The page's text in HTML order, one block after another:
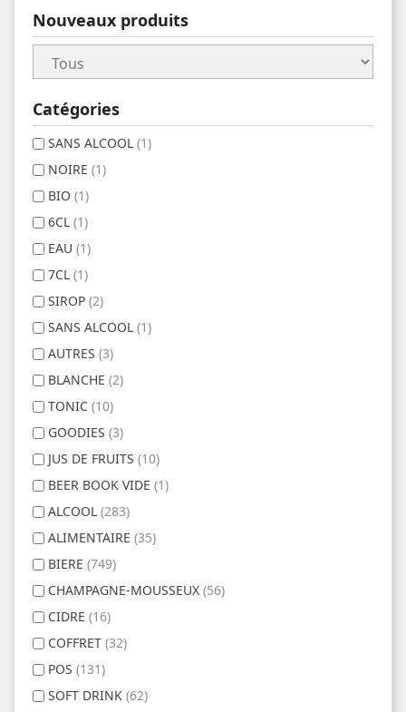
Nouveaux produits
Catégories
SANS ALCOOL (1)
NOIRE (1)
BIO (1)
6CL (1)
EAU (1)
7CL (1)
SIROP (2)
SANS ALCOOL (1)
AUTRES (3)
BLANCHE (2)
TONIC (10)
GOODIES (3)
JUS DE FRUITS (10)
BEER BOOK VIDE (1)
ALCOOL (283)
ALIMENTAIRE (35)
BIERE (749)
CHAMPAGNE-MOUSSEUX (56)
CIDRE (16)
COFFRET (32)
POS (131)
SOFT DRINK (62)